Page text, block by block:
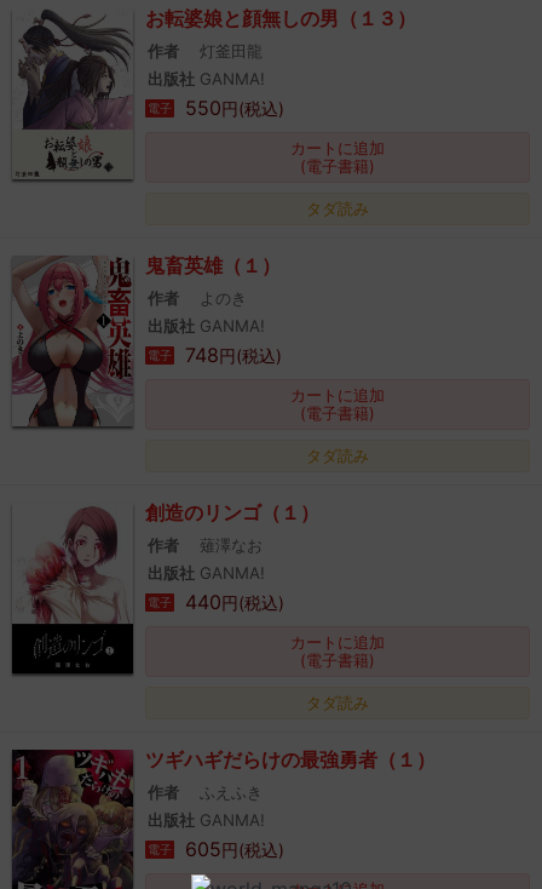
お転婆娘と顔無しの男（１３）
作者
灯釜田龍
出版社 GANMA!
電子 550円(税込)
カートに追加
(電子書籍)
タダ読み
鬼畜英雄（１）
作者
よのき
出版社 GANMA!
電子 748円(税込)
カートに追加
(電子書籍)
タダ読み
創造のリンゴ（１）
作者
薙澤なお
出版社 GANMA!
電子 440円(税込)
カートに追加
(電子書籍)
タダ読み
ツギハギだらけの最強勇者（１）
作者
ふえふき
出版社 GANMA!
電子 605円(税込)